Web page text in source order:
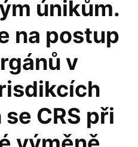
únikům.
na postup
v
CRS při